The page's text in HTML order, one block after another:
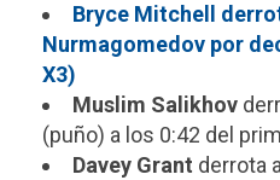
Bryce Mitchell
Nurmagomedov por
X3)
Muslim Salikhov
(puño) a los 0:42 del
Davey Grant derrota